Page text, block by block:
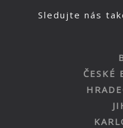
Sledujte nás
ČESKÉ